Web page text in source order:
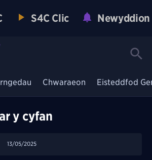
S4C Clic Newyddion
Chwaraeon Eisteddfod
y cyfan
13/05/2025